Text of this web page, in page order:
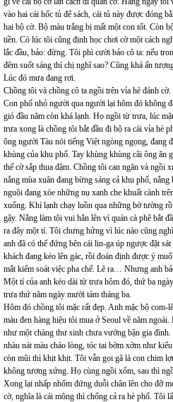
vào hai cái hốc tủ để sách, cái tủ này được đóng
hai bộ cờ. Bộ màu trắng bị mất một con tốt. Còn
tiền. Có lúc tôi cũng định học chơi cờ một cách
lắc đầu, bảo: đừng. Tôi phì cười bảo cô ta: nếu
đêm suốt sáng thì chị nghĩ sao? Cũng khá ấn
Lúc đó mưa đang rơi.
Chồng tôi và chồng cô ta ngồi trên vỉa hè đánh cờ.
Con phố nhỏ người qua người lại hôm đó không
gió đầu năm còn khá lạnh. Họ ngồi từ trưa, lúc
trưa xong là chồng tôi bắt đầu đi bộ ra cái vỉa hè
ông người Tàu nói tiếng Việt ngòng ngọng, đang
khùng của khu phố. Tay khùng khùng cãi ông ăn
thế cờ sắp thua đậm. Chồng tôi can ngăn và
nắng mùa xuân đang bừng sáng cả khu phố,
nguội đang xòe những nụ xanh che khuất cành
xuống. Khí lạnh chạy luồn qua những bờ tường
gậy. Nắng làm tôi vui hẳn lên vì quán cà phê bắt
ra đây một tí. Tôi chưng hửng vì lúc nào cũng
anh đã có thể đứng bên cái lin-ga úp ngược đặt
khách đang kéo lên gác, rồi đoán định được ý
mắt kiểm soát việc pha chế. Lẽ ra… Nhưng anh
Một tí của anh kéo dài từ trưa hôm đó, thứ ba
trưa thứ năm ngày mười tám tháng ba.
Hôm đó chồng tôi mặc rất đẹp. Anh mặc bộ
màu đen hàng hiệu tôi mua ở Seoul về năm
như một chàng thư sinh chưa vướng bận gia
nhàu nát màu cháo lòng, tóc tai bờm xờm như
còn mũi thì khịt khịt. Tôi vẫn gọi gã là con chim
không tương xứng. Họ cùng ngồi xổm, sau thì
Xong lại nhấp nhổm đứng duỗi chân lên cho đỡ
cờ, nghĩa là cái mông thì chổng cả ra hè phố. Tôi